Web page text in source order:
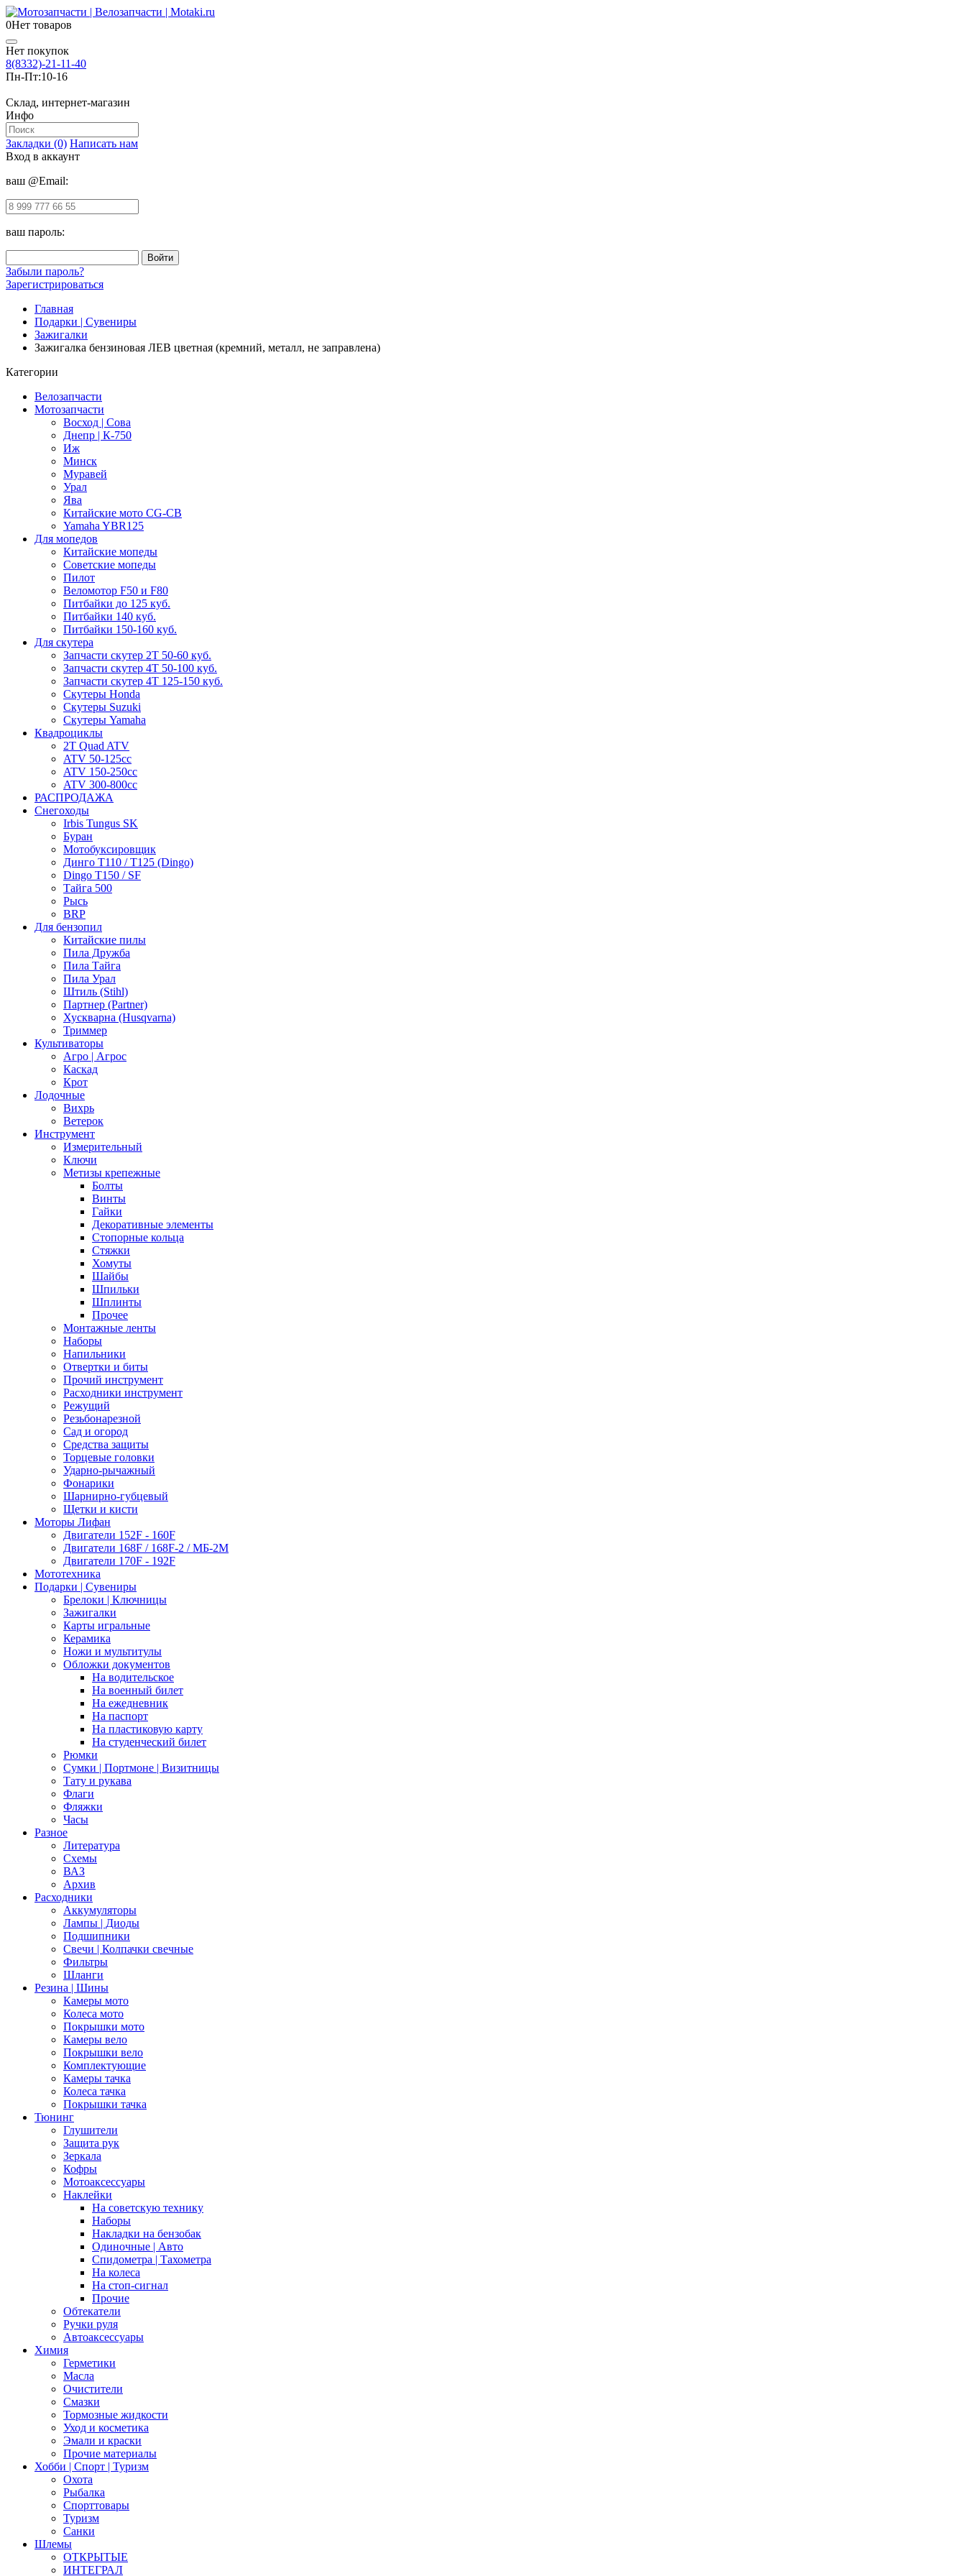
0Нет товаров
Нет покупок
8(8332)-21-11-40
Пн-Пт:10-16
Склад, интернет-магазин
Инфо
Закладки (0) Написать нам
Вход в аккаунт
ваш @Email:
ваш пароль:
Забыли пароль?
Зарегистрироваться
Главная
Подарки | Сувениры
Зажигалки
Зажигалка бензиновая ЛЕВ цветная (кремний, металл, не заправлена)
Категории
Велозапчасти
Мотозапчасти
Восход | Сова
Днепр | К-750
Иж
Минск
Муравей
Урал
Ява
Китайские мото CG-CB
Yamaha YBR125
Для мопедов
Китайские мопеды
Советские мопеды
Пилот
Веломотор F50 и F80
Питбайки до 125 куб.
Питбайки 140 куб.
Питбайки 150-160 куб.
Для скутера
Запчасти скутер 2Т 50-60 куб.
Запчасти скутер 4Т 50-100 куб.
Запчасти скутер 4Т 125-150 куб.
Скутеры Honda
Скутеры Suzuki
Скутеры Yamaha
Квадроциклы
2T Quad ATV
ATV 50-125cc
ATV 150-250cc
ATV 300-800cc
РАСПРОДАЖА
Снегоходы
Irbis Tungus SK
Буран
Мотобуксировщик
Динго T110 / T125 (Dingo)
Dingo T150 / SF
Тайга 500
Рысь
BRP
Для бензопил
Китайские пилы
Пила Дружба
Пила Тайга
Пила Урал
Штиль (Stihl)
Партнер (Partner)
Хускварна (Husqvarna)
Триммер
Культиваторы
Агро | Агрос
Каскад
Крот
Лодочные
Вихрь
Ветерок
Инструмент
Измерительный
Ключи
Метизы крепежные
Болты
Винты
Гайки
Декоративные элементы
Стопорные кольца
Стяжки
Хомуты
Шайбы
Шпильки
Шплинты
Прочее
Монтажные ленты
Наборы
Напильники
Отвертки и биты
Прочий инструмент
Расходники инструмент
Режущий
Резьбонарезной
Сад и огород
Средства защиты
Торцевые головки
Ударно-рычажный
Фонарики
Шарнирно-губцевый
Щетки и кисти
Моторы Лифан
Двигатели 152F - 160F
Двигатели 168F / 168F-2 / МБ-2М
Двигатели 170F - 192F
Мототехника
Подарки | Сувениры
Брелоки | Ключницы
Зажигалки
Карты игральные
Керамика
Ножи и мультитулы
Обложки документов
На водительское
На военный билет
На ежедневник
На паспорт
На пластиковую карту
На студенческий билет
Рюмки
Сумки | Портмоне | Визитницы
Тату и рукава
Флаги
Фляжки
Часы
Разное
Литература
Схемы
ВАЗ
Архив
Расходники
Аккумуляторы
Лампы | Диоды
Подшипники
Свечи | Колпачки свечные
Фильтры
Шланги
Резина | Шины
Камеры мото
Колеса мото
Покрышки мото
Камеры вело
Покрышки вело
Комплектующие
Камеры тачка
Колеса тачка
Покрышки тачка
Тюнинг
Глушители
Защита рук
Зеркала
Кофры
Мотоаксессуары
Наклейки
На советскую технику
Наборы
Накладки на бензобак
Одиночные | Авто
Спидометра | Тахометра
На колеса
На стоп-сигнал
Прочие
Обтекатели
Ручки руля
Автоаксессуары
Химия
Герметики
Масла
Очистители
Смазки
Тормозные жидкости
Уход и косметика
Эмали и краски
Прочие материалы
Хобби | Cпорт | Туризм
Охота
Рыбалка
Спорттовары
Туризм
Санки
Шлемы
ОТКРЫТЫЕ
ИНТЕГРАЛ